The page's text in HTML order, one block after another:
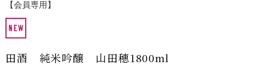
【会員専用】
田酒 純米吟醸 山田穂1800ml